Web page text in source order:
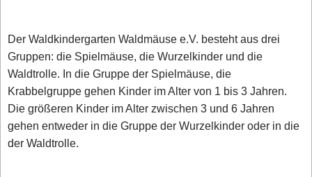
Der Waldkindergarten Waldmäuse e.V. besteht aus drei
Gruppen: die Spielmäuse, die Wurzelkinder und die
Waldtrolle. In die Gruppe der Spielmäuse, die
Krabbelgruppe gehen Kinder im Alter von 1 bis 3 Jahren.
Die größeren Kinder im Alter zwischen 3 und 6 Jahren
gehen entweder in die Gruppe der Wurzelkinder oder in die
der Waldtrolle.